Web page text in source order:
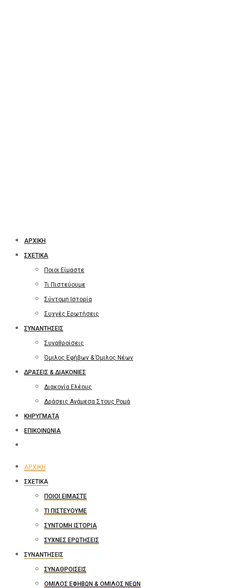
ΑΡΧΙΚΉ
ΣΧΕΤΙΚΆ
Ποιοι Είμαστε
Τι Πιστεύουμε
Σύντομη Ιστορία
Συχνές Ερωτήσεις
ΣΥΝΑΝΤΉΣΕΙΣ
Συναθροίσεις
Όμιλος Εφήβων & Όμιλος Νέων
ΔΡΆΣΕΙΣ & ΔΙΑΚΟΝΊΕΣ
Διακονία Ελέους
Δράσεις Ανάμεσα Στους Ρομά
ΚΗΡΎΓΜΑΤΑ
ΕΠΙΚΟΙΝΩΝΊΑ
ΑΡΧΙΚΉ
ΣΧΕΤΙΚΆ
ΠΟΙΟΙ ΕΊΜΑΣΤΕ
ΤΙ ΠΙΣΤΕΎΟΥΜΕ
ΣΎΝΤΟΜΗ ΙΣΤΟΡΊΑ
ΣΥΧΝΈΣ ΕΡΩΤΉΣΕΙΣ
ΣΥΝΑΝΤΉΣΕΙΣ
ΣΥΝΑΘΡΟΊΣΕΙΣ
ΌΜΙΛΟΣ ΕΦΉΒΩΝ & ΌΜΙΛΟΣ ΝΈΩΝ